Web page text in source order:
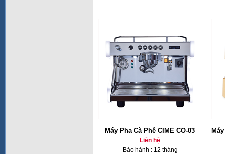
Máy Pha Cà Phê CIME CO-03
Liên hệ
Bảo hành : 12 tháng